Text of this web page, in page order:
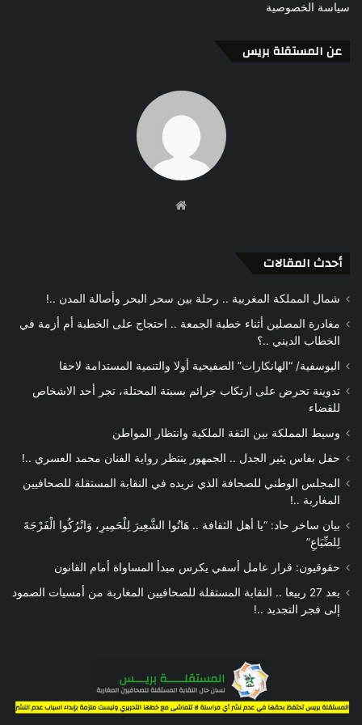
سياسة الخصوصية
عن المستقلة بريس
أحدث المقالات
شمال المملكة المغربية .. رحلة بين سحر البحر وأصالة المدن ..!
مغادرة المصلين أثناء خطبة الجمعة .. احتجاج على الخطبة أم أزمة في
الخطاب الديني ..؟
اليوسفية/ “الهانكارات” الصفيحية أولا والتنمية المستدامة لاحقا
تدوينة تحرض على ارتكاب جرائم بسبتة المحتلة، تجر أحد الاشخاص
للقضاء
وسيط المملكة بين الثقة الملكية وانتظار المواطن
حفل بفاس يثير الجدل .. الجمهور ينتظر رواية الفنان محمد العسري ..!
المجلس الوطني للصحافة الذي نريده في النقابة المستقلة للصحافيين
المغاربة ..!
بيان ساخر حاد: “يا أهل الثقافة .. هَاتُوا الشَّعِيرَ لِلْحَمِيرِ، وَاتْرُكُوا الْفَرْجَةَ
لِلضِّبَاعِ”
حقوقيون: قرار عامل أسفي يكرس مبدأ المساواة أمام القانون
بعد 27 ربيعا .. النقابة المستقلة للصحافيين المغاربة من أمسيات الصمود
إلى فجر التجديد ..!